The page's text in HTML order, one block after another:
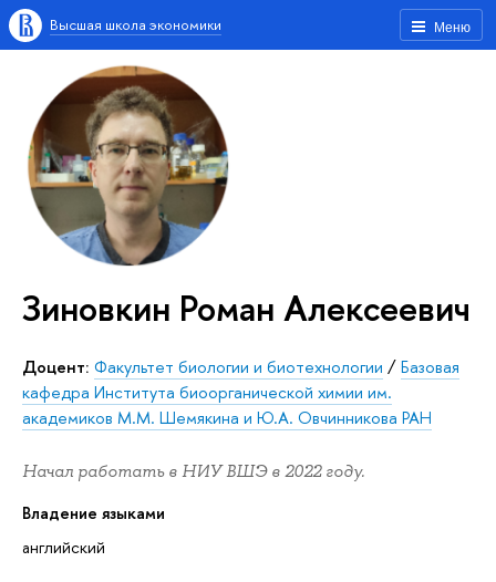
Меню
Высшая школа экономики
Зиновкин Роман Алексеевич
Доцент: Факультет биологии и биотехнологии /Базовая
кафедра Института биоорганической химии им.
академиков М.М. Шемякина и Ю.А. Овчинникова РАН
Начал работать в НИУ ВШЭ в 2022 году.
Владение языками
английский